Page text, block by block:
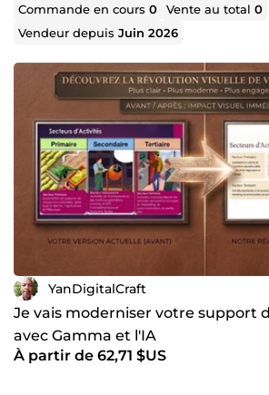
Commande en cours0 Vente au total0
Vendeur depuisJuin 2026
YanDigitalCraft
Je vais moderniser votre support
avec Gamma et l'IA
À partir de 62,71 $US